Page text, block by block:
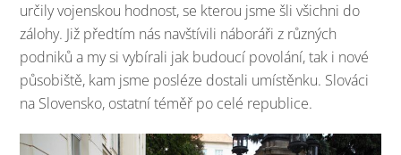
určily vojenskou hodnost, se kterou jsme šli všichni do
zálohy. Již předtím nás navštívili náboráři z různých
podniků a my si vybírali jak budoucí povolání, tak i nové
působiště, kam jsme posléze dostali umístěnku. Slováci
na Slovensko, ostatní téměř po celé republice.